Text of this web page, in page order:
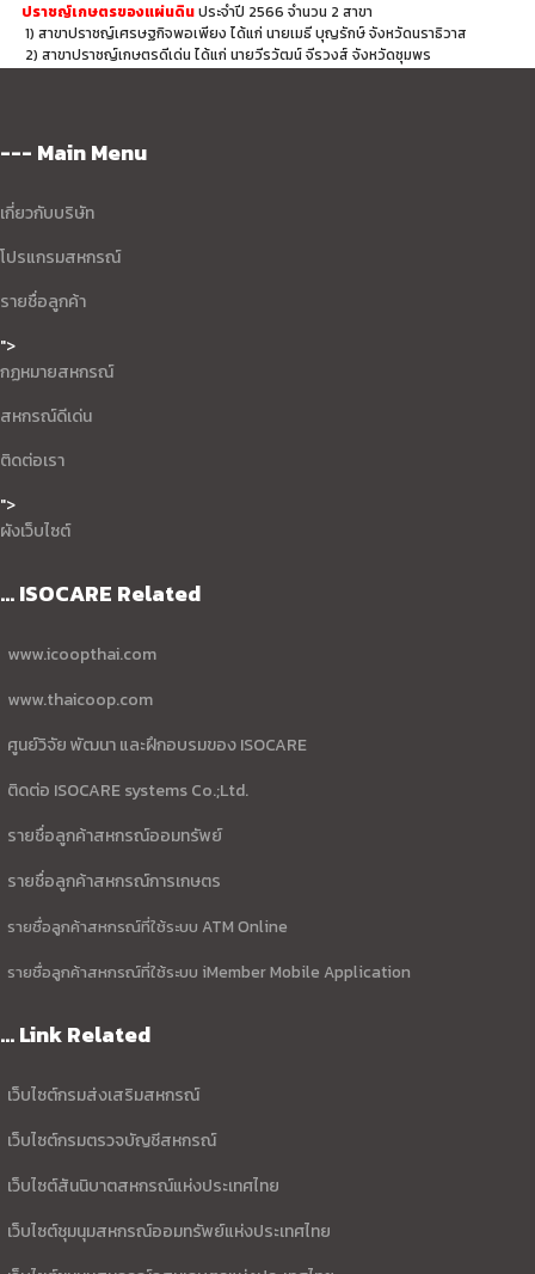
ปราชญ์เกษตรของแผ่นดินประจำปี 2566 จำนวน 2 สาขา
1) สาขาปราชญ์เศรษฐกิจพอเพียง ได้แก่ นายเมธี บุญรักษ์ จังหวัดนราธิวาส
2) สาขาปราชญ์เกษตรดีเด่น ได้แก่ นายวีรวัฒน์ จีรวงส์ จังหวัดชุมพร
--- Main Menu
เกี่ยวกับบริษัท
โปรแกรมสหกรณ์
รายชื่อลูกค้า
">
กฏหมายสหกรณ์
สหกรณ์ดีเด่น
ติดต่อเรา
">
ผังเว็บไซต์
... ISOCARE Related
www.icoopthai.com
www.thaicoop.com
ศูนย์วิจัย พัฒนา และฝึกอบรมของ ISOCARE
ติดต่อ ISOCARE systems Co.;Ltd.
รายชื่อลูกค้าสหกรณ์ออมทรัพย์
รายชื่อลูกค้าสหกรณ์การเกษตร
รายชื่อลูกค้าสหกรณ์ที่ใช้ระบบ ATM Online
รายชื่อลูกค้าสหกรณ์ที่ใช้ระบบ iMember Mobile Application
... Link Related
เว็บไซต์กรมส่งเสริมสหกรณ์
เว็บไซต์กรมตรวจบัญชีสหกรณ์
เว็บไซต์สันนิบาตสหกรณ์แห่งประเทศไทย
เว็บไซต์ชุมนุมสหกรณ์ออมทรัพย์แห่งประเทศไทย